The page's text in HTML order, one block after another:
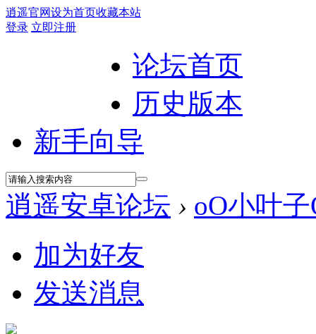
逍遥官网设为首页收藏本站
登录 立即注册
论坛首页
历史版本
新手向导
逍遥安卓论坛 › oO小叶子
加为好友
发送消息